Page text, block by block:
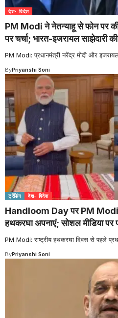
देश- विदेश
PM Modi ने नेतन्याहू से फोन पर की
पर चर्चा; भारत-इजरायल साझेदारी की
PM Modi: प्रधानमंत्री नरेंद्र मोदी और
ByPriyanshi Soni
ट्रेंडिंग देश- विदेश
Handloom Day पर PM Modi
हथकरघा अपनाएं; सोशल मीडिया पर
PM Modi: राष्ट्रीय हथकरघा दिवस से पहले
ByPriyanshi Soni